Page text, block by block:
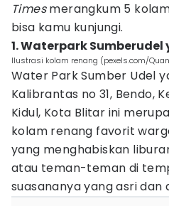
Timesmerangkum 5
bisa kamu kunjungi.
1. Waterpark Sumberudel
Ilustrasi kolam renang (pexels.com/
Water Park Sumber Udel
Kalibrantas no 31, Bendo,
Kidul, Kota Blitar ini
kolam renang favorit
yang menghabiskan
atau teman-teman di
suasananya yang asri dan